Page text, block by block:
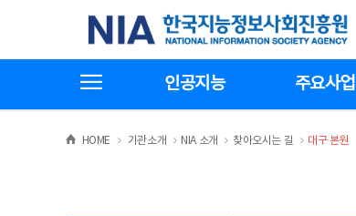
기
한국지능정보사회진흥원
인공지능 주요사업
HOME >
기관소개 >NIA 소개 >
찾아오시는 길 >
대구 본원